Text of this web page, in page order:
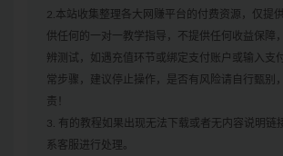
2.本站收集整理各大网赚平台的付费资源，仅提
供任何的一对一教学指导，不提供任何收益保障
辨测试，如遇充值环节或绑定支付账户或输入支
常步骤，建议停止操作，是否有风险请自行甄别
责！
3. 有的教程如果出现无法下载或者无内容说明链
系客服进行处理。